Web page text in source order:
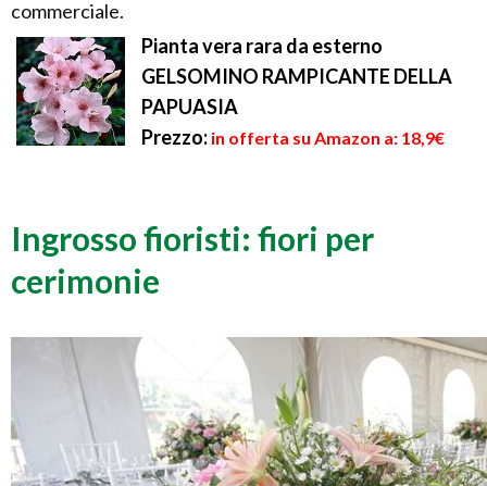
commerciale.
Pianta vera rara da esterno
GELSOMINO RAMPICANTE DELLA
PAPUASIA
Prezzo: in offerta su Amazon a: 18,9€
Ingrosso fioristi: fiori per
cerimonie